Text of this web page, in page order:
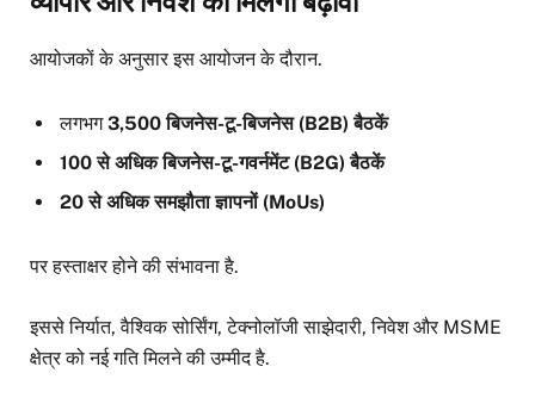
आयोजकों के अनुसार इस आयोजन के दौरान.
लगभग3,500 बिजनेस-टू-बिजनेस (B2B) बैठकें
100 से अधिक बिजनेस-टू-गवर्नमेंट (B2G) बैठकें
20 से अधिक समझौता ज्ञापनों (MoUs)
पर हस्ताक्षर होने की संभावना है.
इससे निर्यात, वैश्विक सोर्सिंग, टेक्नोलॉजी साझेदारी, निवेश और MSME
क्षेत्र को नई गति मिलने की उम्मीद है.